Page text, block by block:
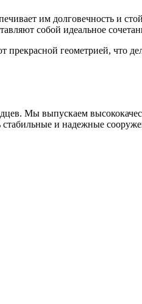
им долговечность и
собой идеальное
геометрией, что
Мы выпускаем
стабильные и надежные